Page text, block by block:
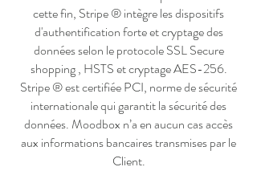
cette fin, Stripe ® intègre les dispositifs
d'authentification forte et cryptage des
données selon le protocole SSL Secure
shopping , HSTS et cryptage AES-256.
Stripe ® est certifiée PCI, norme de sécurité
internationale qui garantit la sécurité des
données. Moodbox n’a en aucun cas accès
aux informations bancaires transmises par le
Client.